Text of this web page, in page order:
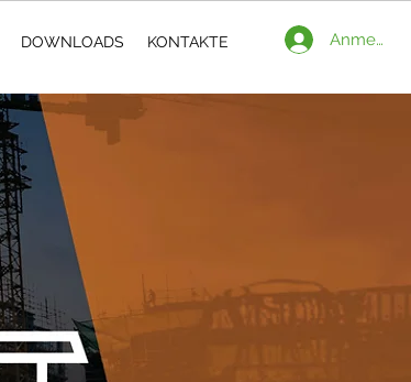
DOWNLOADS KONTAKTE Anmelden